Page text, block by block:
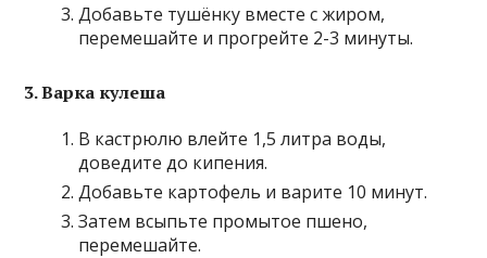
Добавьте тушёнку вместе с жиром,
перемешайте и прогрейте 2-3 минуты.
3. Варка кулеша
В кастрюлю влейте 1,5 литра воды,
доведите до кипения.
Добавьте картофель и варите 10 минут.
Затем всыпьте промытое пшено,
перемешайте.